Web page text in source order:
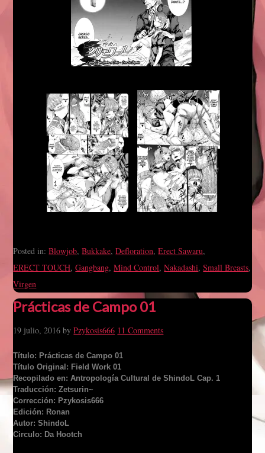
Posted in:Blowjob,Bukkake,Defloration,Erect Sawaru,
ERECT TOUCH,Gangbang,Mind Control,Nakadashi,Small Breasts,
Virgen
Prácticas de Campo 01
19 julio, 2016 byPzykosis666 11 Comments
Título: Prácticas de Campo 01
Título Original: Field Work 01
Recopilado en: Antropología Cultural de ShindoL Cap. 1
Traducción: Zetsurin~
Corrección: Pzykosis666
Edición: Ronan
Autor: ShindoL
Circulo: Da Hootch